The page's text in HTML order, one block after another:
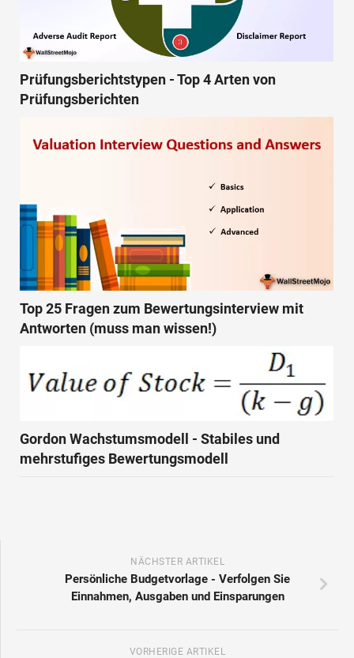
Prüfungsberichtstypen - Top 4 Arten von
Prüfungsberichten
Top 25 Fragen zum Bewertungsinterview mit
Antworten (muss man wissen!)
Gordon Wachstumsmodell - Stabiles und
mehrstufiges Bewertungsmodell
NÄCHSTER ARTIKEL
Persönliche Budgetvorlage - Verfolgen Sie
Einnahmen, Ausgaben und Einsparungen
VORHERIGE ARTIKEL